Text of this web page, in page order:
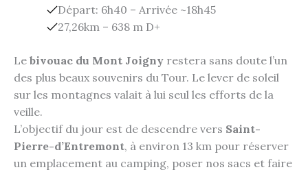
Départ: 6h40 – Arrivée ~18h45
27,26km – 638 m D+
Le bivouac du Mont Joigny restera sans doute l’un
des plus beaux souvenirs du Tour. Le lever de soleil
sur les montagnes valait à lui seul les efforts de la
veille.
L’objectif du jour est de descendre vers Saint-
Pierre-d’Entremont, à environ 13 km pour réserver
un emplacement au camping, poser nos sacs et faire